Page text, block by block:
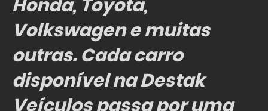
Honda, Toyota,
Volkswagen e muitas
outras. Cada carro
disponível na Destak
Veículos passa por uma